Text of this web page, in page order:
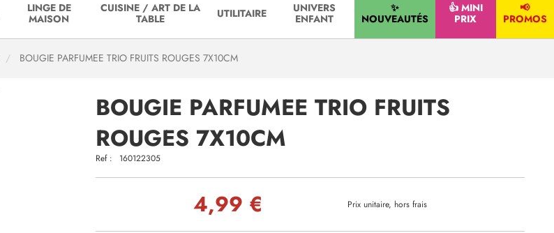
LINGE DE
MAISON
CUISINE / ART DE LA
TABLE
UTILITAIRE
UNIVERS
ENFANT
✨
NOUVEAUTÉS
👍 MINI
PRIX
📢
PROMOS
BOUGIE PARFUMEE TRIO FRUITS ROUGES 7X10CM
BOUGIE PARFUMEE TRIO FRUITS
ROUGES 7X10CM
Ref : 160122305
4,99 € Prix unitaire, hors frais